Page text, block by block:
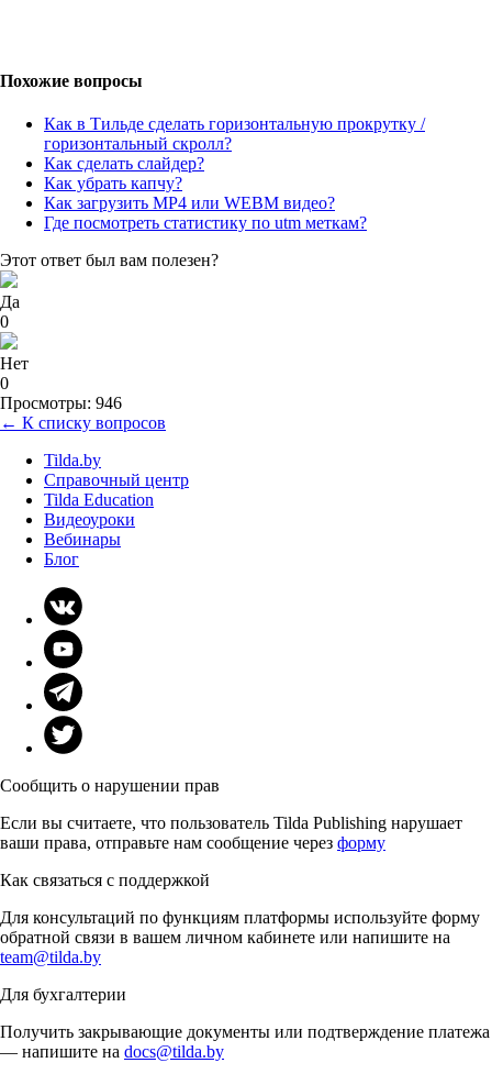
Похожие вопросы
Как в Тильде сделать горизонтальную прокрутку /
горизонтальный скролл?
Как сделать слайдер?
Как убрать капчу?
Как загрузить MP4 или WEBM видео?
Где посмотреть статистику по utm меткам?
Этот ответ был вам полезен?
Да
0
Нет
0
Просмотры: 946
← К списку вопросов
Tilda.by
Справочный центр
Tilda Education
Видеоуроки
Вебинары
Блог
Сообщить о нарушении прав
Если вы считаете, что пользователь Tilda Publishing нарушает
ваши права, отправьте нам сообщение через форму
Как связаться с поддержкой
Для консультаций по функциям платформы используйте форму
обратной связи в вашем личном кабинете или напишите на
team@tilda.by
Для бухгалтерии
Получить закрывающие документы или подтверждение платежа
— напишите на docs@tilda.by